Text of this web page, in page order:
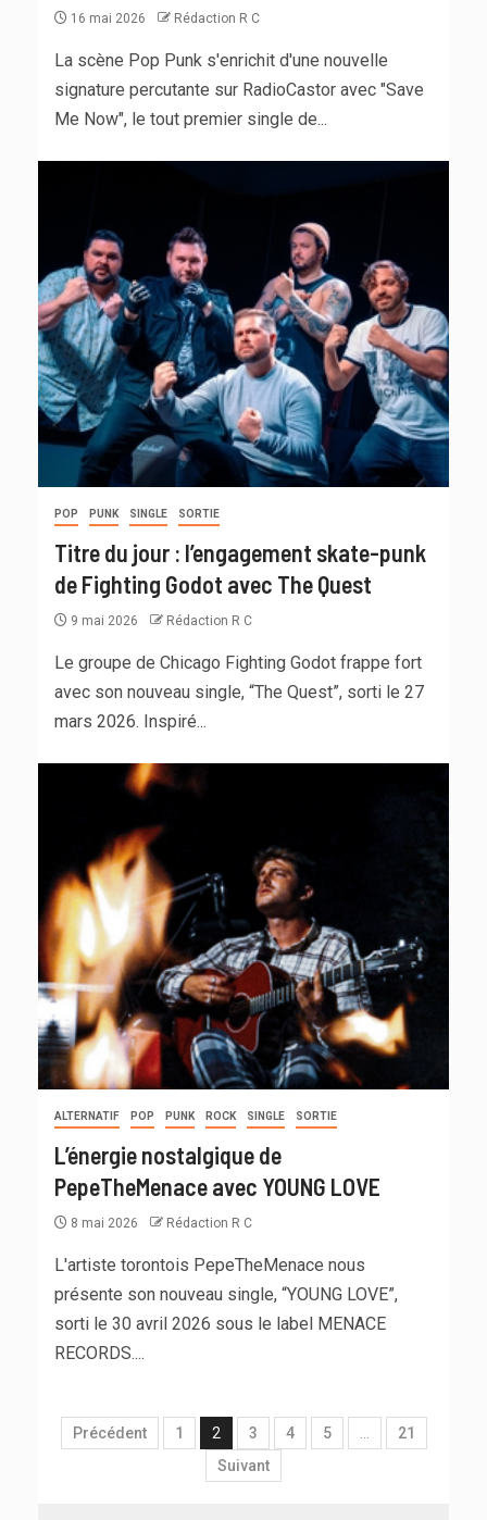
16 mai 2026 Rédaction R C
La scène Pop Punk s'enrichit d'une nouvelle
signature percutante sur RadioCastor avec "Save
Me Now", le tout premier single de...
POP PUNK SINGLE SORTIE
Titre du jour : l’engagement skate-punk
de Fighting Godot avec The Quest
9 mai 2026 Rédaction R C
Le groupe de Chicago Fighting Godot frappe fort
avec son nouveau single, “The Quest”, sorti le 27
mars 2026. Inspiré...
ALTERNATIF POP PUNK ROCK SINGLE SORTIE
L’énergie nostalgique de
PepeTheMenace avec YOUNG LOVE
8 mai 2026 Rédaction R C
L'artiste torontois PepeTheMenace nous
présente son nouveau single, “YOUNG LOVE”,
sorti le 30 avril 2026 sous le label MENACE
RECORDS....
Précédent 1 2 3 4 5
21
Suivant